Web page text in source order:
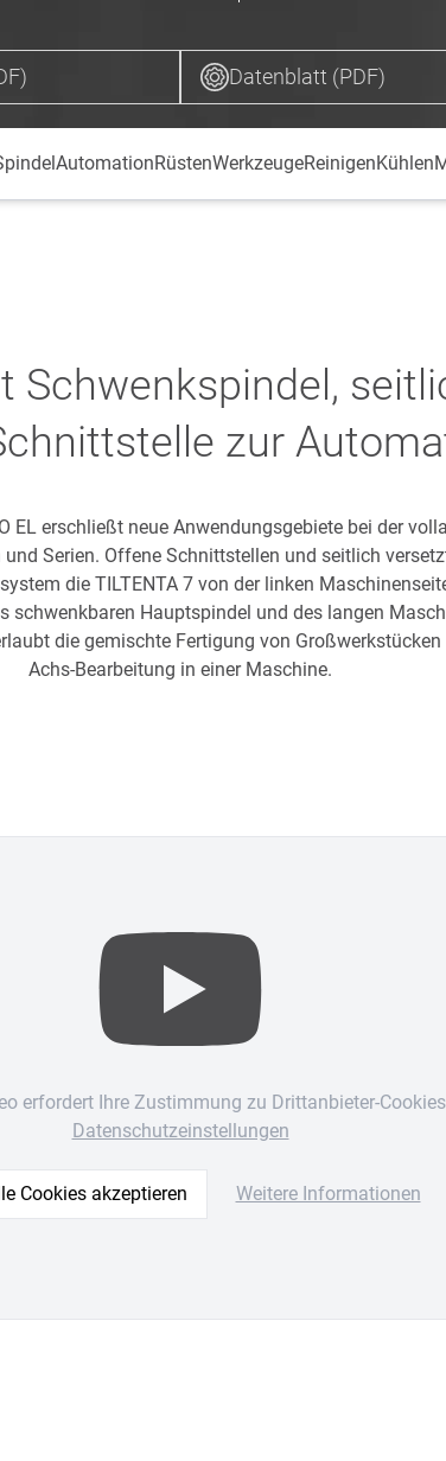
Datenblatt (PDF)
AutomationRüstenWerkzeugeReinigenKühlen
Schwenkspindel,
zur
EL erschließt neue Anwendungsgebiete bei der
Serien. Offene Schnittstellen und seitlich
die TILTENTA 7 von der linken
schwenkbaren Hauptspindel und des langen
die gemischte Fertigung von
Achs-Bearbeitung in einer Maschine.
erfordert Ihre Zustimmung zu Drittanbieter-
Datenschutzeinstellungen
Cookies akzeptieren Weitere Informationen